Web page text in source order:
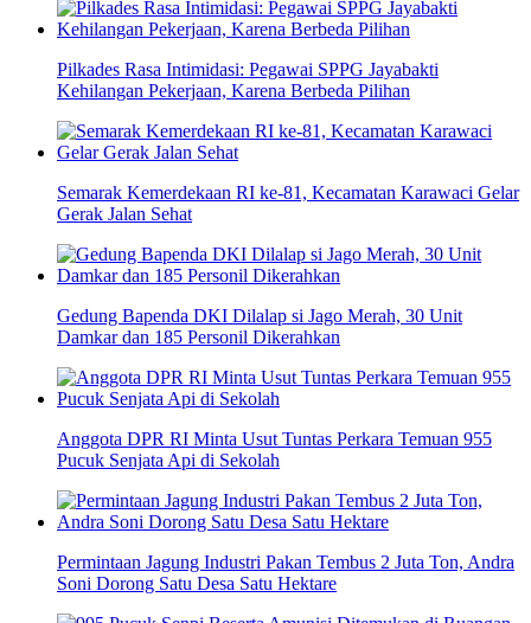
Pilkades Rasa Intimidasi: Pegawai SPPG Jayabakti
Kehilangan Pekerjaan, Karena Berbeda Pilihan
Semarak Kemerdekaan RI ke-81, Kecamatan Karawaci Gelar
Gerak Jalan Sehat
Gedung Bapenda DKI Dilalap si Jago Merah, 30 Unit
Damkar dan 185 Personil Dikerahkan
Anggota DPR RI Minta Usut Tuntas Perkara Temuan 955
Pucuk Senjata Api di Sekolah
Permintaan Jagung Industri Pakan Tembus 2 Juta Ton, Andra
Soni Dorong Satu Desa Satu Hektare